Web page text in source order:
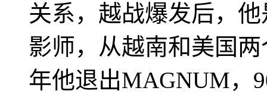
关系，越战爆发后，
影师，从越南和美国
年他退出MAGNUM，